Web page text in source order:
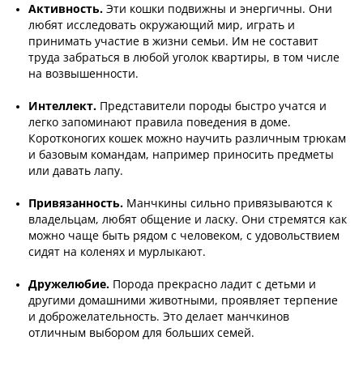
Активность. Эти кошки подвижны и энергичны. Они
любят исследовать окружающий мир, играть и
принимать участие в жизни семьи. Им не составит
труда забраться в любой уголок квартиры, в том числе
на возвышенности.
Интеллект. Представители породы быстро учатся и
легко запоминают правила поведения в доме.
Коротконогих кошек можно научить различным трюкам
и базовым командам, например приносить предметы
или давать лапу.
Привязанность. Манчкины сильно привязываются к
владельцам, любят общение и ласку. Они стремятся как
можно чаще быть рядом с человеком, с удовольствием
сидят на коленях и мурлыкают.
Дружелюбие. Порода прекрасно ладит с детьми и
другими домашними животными, проявляет терпение
и доброжелательность. Это делает манчкинов
отличным выбором для больших семей.